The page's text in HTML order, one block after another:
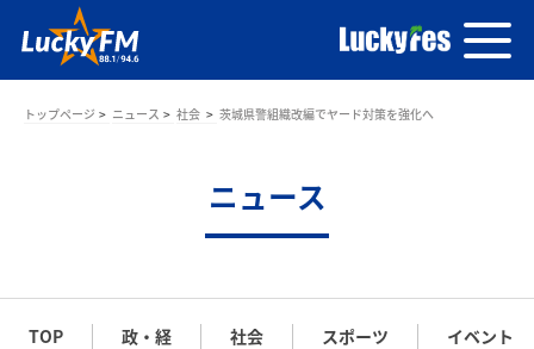
トップページ ニュース 社会 茨城県警組織改編でヤード対策を強化へ
ニュース
TOP 政・経 社会 スポーツ イベント